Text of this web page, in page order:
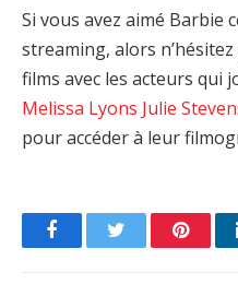
Si vous avez aimé Barbie
streaming, alors
films avec les acteurs qui
Melissa Lyons Julie
pour accéder à leur
FacebookTwitter